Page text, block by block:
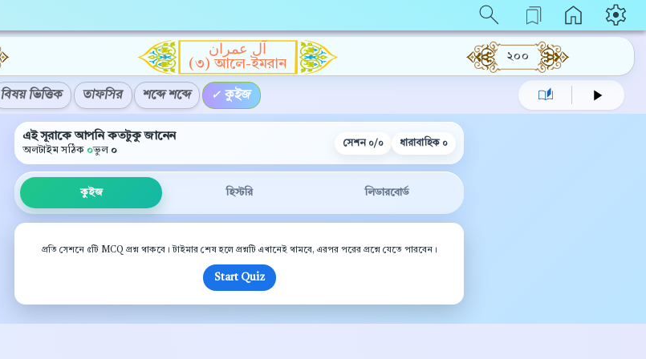
آل عمران
(৩) আলে-ইমরান
২০০
বিষয় ভিত্তিক তাফসির শব্দে শব্দে কুইজ
এই সূরাকে আপনি কতটুকু জানেন
অলটাইম সঠিক ০ভুল ০
সেশন ০/০ ধারাবাহিক ০
কুইজ হিস্টরি লিডারবোর্ড
প্রতি সেশনে ৫টি MCQ প্রশ্ন থাকবে। টাইমার শেষ হলে প্রশ্নটি এখানেই থামবে, এরপর পরের প্রশ্নে যেতে পারবেন।
Start Quiz